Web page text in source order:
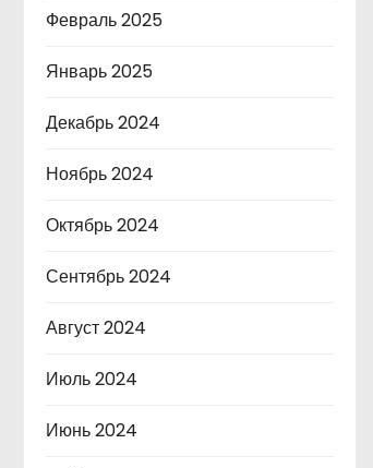
Февраль 2025
Январь 2025
Декабрь 2024
Ноябрь 2024
Октябрь 2024
Сентябрь 2024
Август 2024
Июль 2024
Июнь 2024